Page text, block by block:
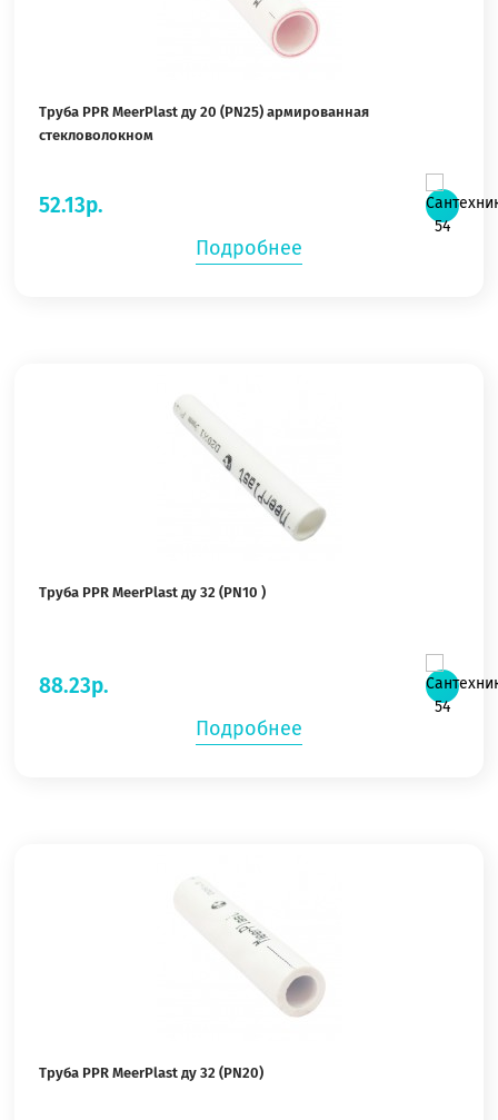
Труба PPR MeerPlast ду 20 (PN25) армированная
стекловолокном
52.13р.
Подробнее
Труба PPR MeerPlast ду 32 (PN10 )
88.23р.
Подробнее
Труба PPR MeerPlast ду 32 (PN20)